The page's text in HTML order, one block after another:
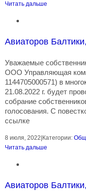
Читать дальше
Авиаторов
Уважаемые
ООО Управляющая
1144705000571) в
21.08.2022 г. будет
собрание
голосования. С
ссылке
8 июля, 2022 Категории:
Читать дальше
Авиаторов